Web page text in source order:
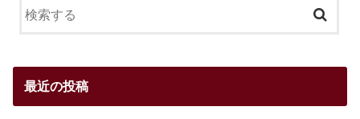
最近の投稿